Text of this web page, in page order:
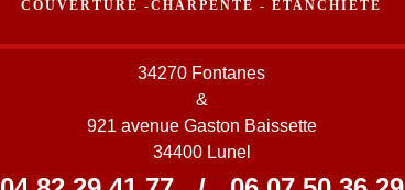
COUVERTURE -CHARPENTE - ETANCHIETE
34270 Fontanes
&
921 avenue Gaston Baissette
34400 Lunel